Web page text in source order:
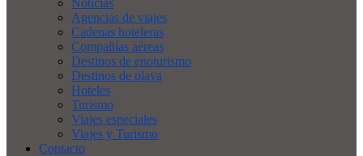
Noticias
Agencias de viajes
Cadenas hoteleras
Compañías aéreas
Destinos de enoturismo
Destinos de playa
Hoteles
Turismo
Viajes especiales
Viajes y Turismo
Contacto